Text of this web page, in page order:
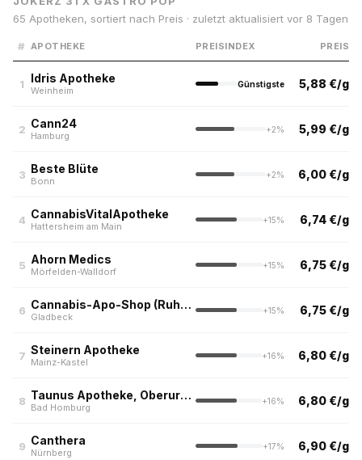
65 Apotheken, sortiert nach Preis · zuletzt aktualisiert vor 8 Tagen
# APOTHEKE PREISINDEX PREIS
1 Idris Apotheke
Weinheim
Günstigste 5,88 €/g
2 Cann24
Hamburg
+2% 5,99 €/g
3 Beste Blüte
Bonn
+2% 6,00 €/g
4 CannabisVitalApotheke
Hattersheim am Main
+15% 6,74 €/g
5 Ahorn Medics
Mörfelden-Walldorf
+15% 6,75 €/g
6 Cannabis-Apo-Shop (Ruhrpott)
Gladbeck
+15% 6,75 €/g
7 Steinern Apotheke
Mainz-Kastel
+16% 6,80 €/g
8 Taunus Apotheke, Oberursel
Bad Homburg
+16% 6,80 €/g
9 Canthera
Nürnberg
+17% 6,90 €/g